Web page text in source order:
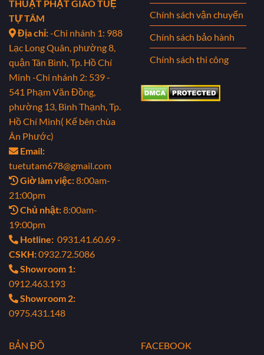
THUẬT PHẬT GIÁO TUỆ
TỰ TÂM
Địa chỉ:-Chi nhánh 1: 988
Lạc Long Quân, phường 8,
quận Tân Bình, Tp. Hồ Chí
Minh -Chi nhánh 2: 539 -
541 Phạm Văn Đồng,
phường 13, Bình Thạnh, Tp.
Hồ Chí Minh( Kế bên chùa
Ân Phước)
Email:
tuetutam678@gmail.com
Giờ làm việc:8:00am-
21:00pm
Chủ nhật:8:00am-
19:00pm
Hotline: 0931.41.60.69 -
CSKH:0932.72.5086
Showroom 1:
0912.463.193
Showroom 2:
0975.431.148
Chính sách vận chuyển
Chính sách bảo hành
Chính sách thi công
BẢN ĐỒ FACEBOOK